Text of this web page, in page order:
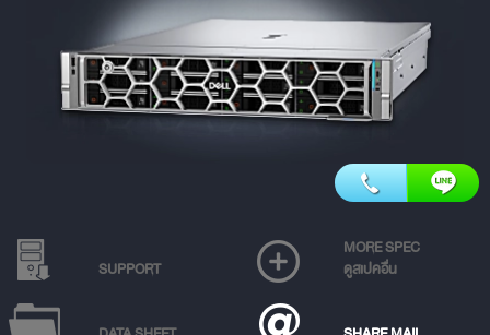
SUPPORT
MORE SPEC
ดูสเปคอื่น